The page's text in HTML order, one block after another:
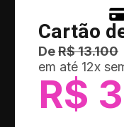
Cartão
DeR$ 13.100
em até 12x
R$